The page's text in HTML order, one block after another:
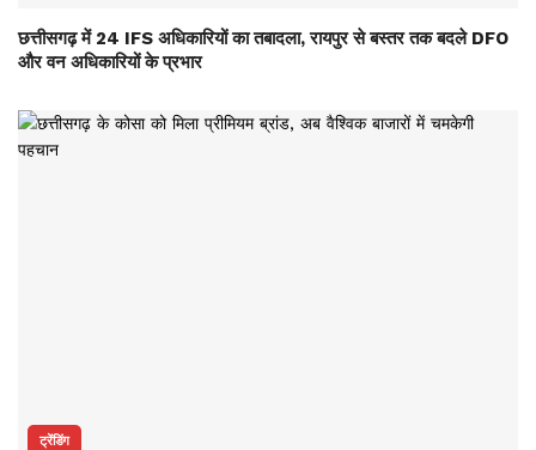
छत्तीसगढ़ में 24 IFS अधिकारियों का तबादला, रायपुर से बस्तर तक बदले DFO
और वन अधिकारियों के प्रभार
ट्रेंडिंग